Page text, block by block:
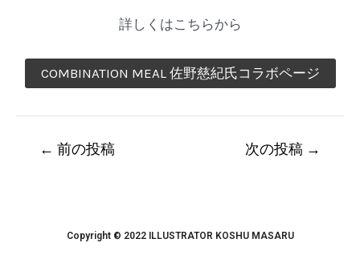
詳しくはこちらから
COMBINATION MEAL 佐野慈紀氏コラボページ
← 前の投稿 次の投稿 →
Copyright © 2022 ILLUSTRATOR KOSHU MASARU